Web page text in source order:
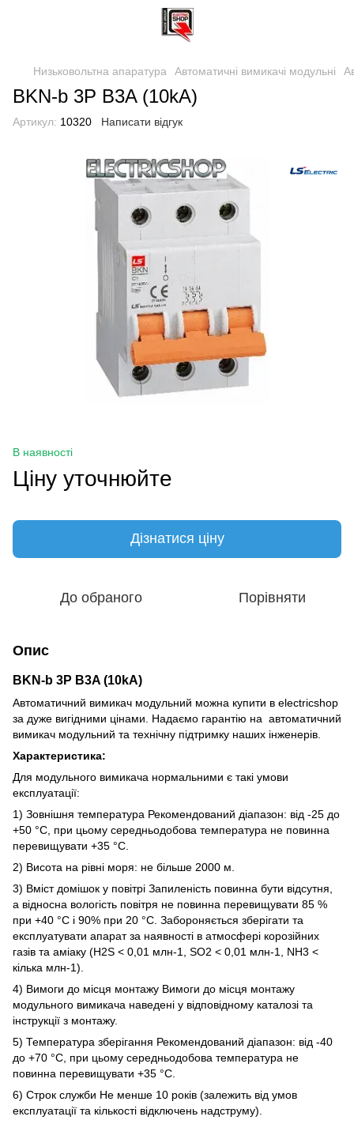
Низьковольтна апаратура Автоматичні вимикачі модульні
BKN-b 3P B3A (10kA)
Артикул: 10320 Написати відгук
В наявності
Ціну уточнюйте
Дізнатися ціну
До обраного Порівняти
Опис
BKN-b 3P B3A (10kA)
Автоматичний вимикач модульний можна купити в electricshop
за дуже вигідними цінами. Надаємо гарантію на автоматичний
вимикач модульний та технічну підтримку наших інженерів.
Характеристика:
Для модульного вимикача нормальними є такі умови
експлуатації:
1) Зовнішня температура Рекомендований діапазон: від -25 до
+50 °C, при цьому середньодобова температура не повинна
перевищувати +35 °C.
2) Висота на рівні моря: не більше 2000 м.
3) Вміст домішок у повітрі Запиленість повинна бути відсутня,
а відносна вологість повітря не повинна перевищувати 85 %
при +40 °C і 90% при 20 °C. Забороняється зберігати та
експлуатувати апарат за наявності в атмосфері корозійних
газів та аміаку (H2S < 0,01 млн-1, SO2 < 0,01 млн-1, NH3 <
кілька млн-1).
4) Вимоги до місця монтажу Вимоги до місця монтажу
модульного вимикача наведені у відповідному каталозі та
інструкції з монтажу.
5) Температура зберігання Рекомендований діапазон: від -40
до +70 °C, при цьому середньодобова температура не
повинна перевищувати +35 °C.
6) Строк служби Не менше 10 років (залежить від умов
експлуатації та кількості відключень надструму).